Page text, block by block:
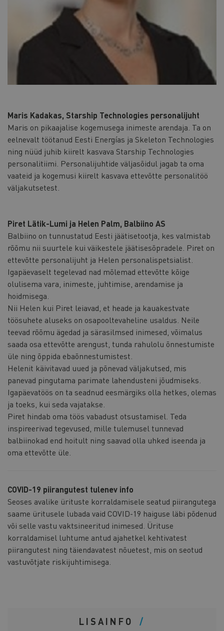
Maris Kadakas, Starship Technologies personalijuht
Maris on pikaajalise kogemusega inimeste arendaja. Ta on
eelnevalt töötanud Eesti Energías ja Skeleton Technologies
ning nüüd juhib kiirelt kasvava Starship Technologies
personalitiimi. Personalijuhtide väljasõidul jagab ta oma
vaateid ja kogemusi kiirelt kasvava ettevõtte personalitöö
väljakutsetest.
Piret Lätik-Lumi ja Helen Palm, Balbiino AS
Balbiino on tunnustatud Eesti jäätisetootja, kes valmistab
rõõmu nii suurtele kui väikestele jäätisesõpradele. Piret on
ettevõtte personalijuht ja Helen personalispetsialist.
Igapäevaselt tegelevad nad mõlemad ettevõtte kõige
olulisema vara, inimeste, juhtimise, arendamise ja
hoidmisega.
Nii Helen kui Piret leiavad, et heade ja kauakestvate
töösuhete aluseks on osapooltevaheline usaldus. Neile
teevad rõõmu ägedad ja särasilmsed inimesed, võimalus
saada osa ettevõtte arengust, tunda rahulolu õnnestumiste
üle ning õppida ebaõnnestumistest.
Helenit käivitavad uued ja põnevad väljakutsed, mis
panevad pingutama parimate lahendusteni jõudmiseks.
Igapäevatöös on ta seadnud eesmärgiks olla hetkes, olemas
ja toeks, kui seda vajatakse.
Piret hindab oma töös vabadust otsustamisel. Teda
inspireerivad tegevused, mille tulemusel tunnevad
balbiinokad end hoitult ning saavad olla uhked iseenda ja
oma ettevõtte üle.
COVID-19 piirangutest tulenev info
Seoses avalike ürituste korraldamisele seatud piirangutega
saame üritusele lubada vaid COVID-19 haiguse läbi põdenud
või selle vastu vaktsineeritud inimesed. Ürituse
korraldamisel luhtume antud ajahetkel kehtivatest
piirangutest ning täiendavatest nõuetest, mis on seotud
vastuvõtjate riskijuhtimisega.
LISAINFO